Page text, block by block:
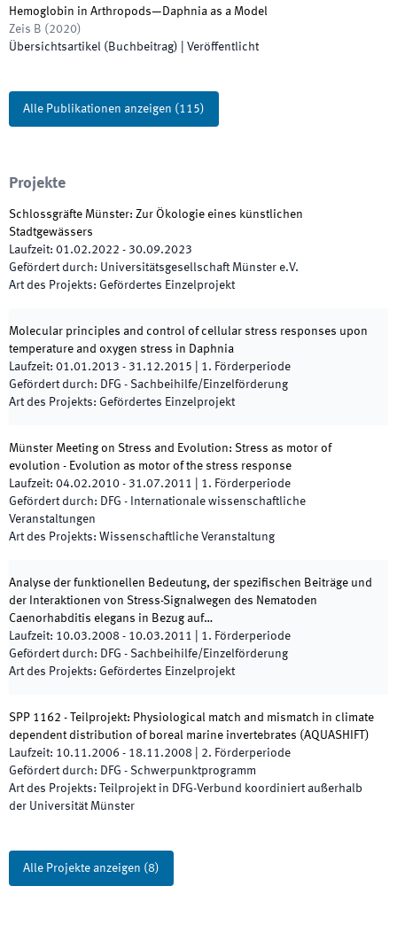
Hemoglobin in Arthropods—Daphnia as a Model
Zeis B ( 2020)
Übersichtsartikel (Buchbeitrag)
Veröffentlicht
Alle Publikationen anzeigen (115)
Projekte
Schlossgräfte Münster: Zur Ökologie eines künstlichen
Stadtgewässers
Laufzeit: 01.02.2022 - 30.09.2023
Gefördert durch: Universitätsgesellschaft Münster e.V.
Art des Projekts: Gefördertes Einzelprojekt
Molecular principles and control of cellular stress responses upon
temperature and oxygen stress in Daphnia
Laufzeit: 01.01.2013 - 31.12.2015 1. Förderperiode
Gefördert durch: DFG - Sachbeihilfe/Einzelförderung
Art des Projekts: Gefördertes Einzelprojekt
Münster Meeting on Stress and Evolution: Stress as motor of
evolution - Evolution as motor of the stress response
Laufzeit: 04.02.2010 - 31.07.2011 1. Förderperiode
Gefördert durch: DFG - Internationale wissenschaftliche
Veranstaltungen
Art des Projekts: Wissenschaftliche Veranstaltung
Analyse der funktionellen Bedeutung, der spezifischen Beiträge und
der Interaktionen von Stress-Signalwegen des Nematoden
Caenorhabditis elegans in Bezug auf…
Laufzeit: 10.03.2008 - 10.03.2011 1. Förderperiode
Gefördert durch: DFG - Sachbeihilfe/Einzelförderung
Art des Projekts: Gefördertes Einzelprojekt
SPP 1162 - Teilprojekt: Physiological match and mismatch in climate
dependent distribution of boreal marine invertebrates (AQUASHIFT )
Laufzeit: 10.11.2006 - 18.11.2008 2. Förderperiode
Gefördert durch: DFG - Schwerpunktprogramm
Art des Projekts:
Teilprojekt in DFG-Verbund koordiniert außerhalb
der Universität Münster
Alle Projekte anzeigen (8)